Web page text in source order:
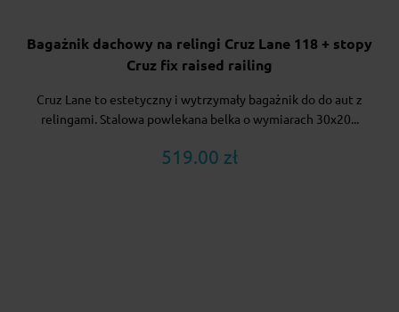
Bagażnik dachowy na relingi Cruz Lane 118 + stopy
Cruz fix raised railing
Cruz Lane to estetyczny i wytrzymały bagażnik do do aut z
relingami. Stalowa powlekana belka o wymiarach 30x20...
519.00 zł